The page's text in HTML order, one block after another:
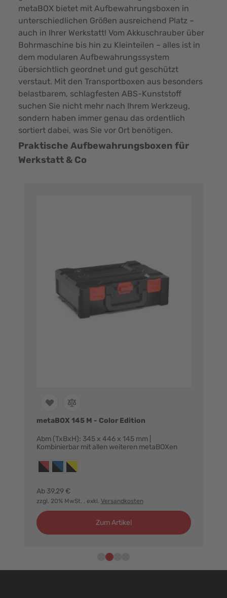
metaBOX bietet mit Aufbewahrungsboxen in
unterschiedlichen Größen ausreichend Platz –
auch in Ihrer Werkstatt! Vom Akkuschrauber über
Bohrmaschine bis hin zu Kleinteilen – alles ist in
dem modularen Aufbewahrungssystem
übersichtlich geordnet und gut geschützt
verstaut. Mit den Transportboxen aus besonders
belastbarem, schlagfesten ABS-Kunststoff
suchen Sie nicht mehr nach Ihrem Werkzeug,
sondern haben immer genau das ordentlich
sortiert dabei, was Sie vor Ort benötigen.
Praktische Aufbewahrungsboxen für
Werkstatt & Co
metaBOX 145 M - Color Edition
Abm (TxBxH): 345 x 446 x 145 mm |
Kombinierbar mit allen weiteren metaBOXen
Farbvarianten:
schwarz, verschlüsse rot
schwarz, verschlüsse blau
schwarz, verschlüsse gelb
Ab 39,29 €
zzgl. 20% MwSt. , exkl. Versandkosten
Zum Artikel